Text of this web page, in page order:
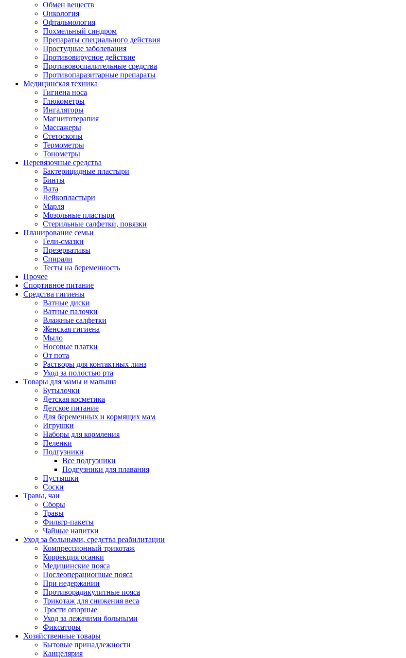
Обмен веществ
Онкология
Офтальмология
Похмельный синдром
Препараты специального действия
Простудные заболевания
Противовирусное действие
Противовоспалительные средства
Противопаразитарные препараты
Медицинская техника
Гигиена носа
Глюкометры
Ингаляторы
Магнитотерапия
Массажеры
Стетоскопы
Термометры
Тонометры
Перевязочные средства
Бактерицидные пластыри
Бинты
Вата
Лейкопластыри
Марля
Мозольные пластыри
Стерильные салфетки, повязки
Планирование семьи
Гели-смазки
Презервативы
Спирали
Тесты на беременность
Прочее
Спортивное питание
Средства гигиены
Ватные диски
Ватные палочки
Влажные салфетки
Женская гигиена
Мыло
Носовые платки
От пота
Растворы для контактных линз
Уход за полостью рта
Товары для мамы и малыша
Бутылочки
Детская косметика
Детское питание
Для беременных и кормящих мам
Игрушки
Наборы для кормления
Пеленки
Подгузники
Все подгузники
Подгузники для плавания
Пустышки
Соски
Травы, чаи
Сборы
Травы
Фильтр-пакеты
Чайные напитки
Уход за больными, средства реабилитации
Компрессионный трикотаж
Коррекция осанки
Медицинские пояса
Послеоперационные пояса
При недержании
Противорадикулитные пояса
Трикотаж для снижения веса
Трости опорные
Уход за лежачими больными
Фиксаторы
Хозяйственные товары
Бытовые принадлежности
Канцелярия